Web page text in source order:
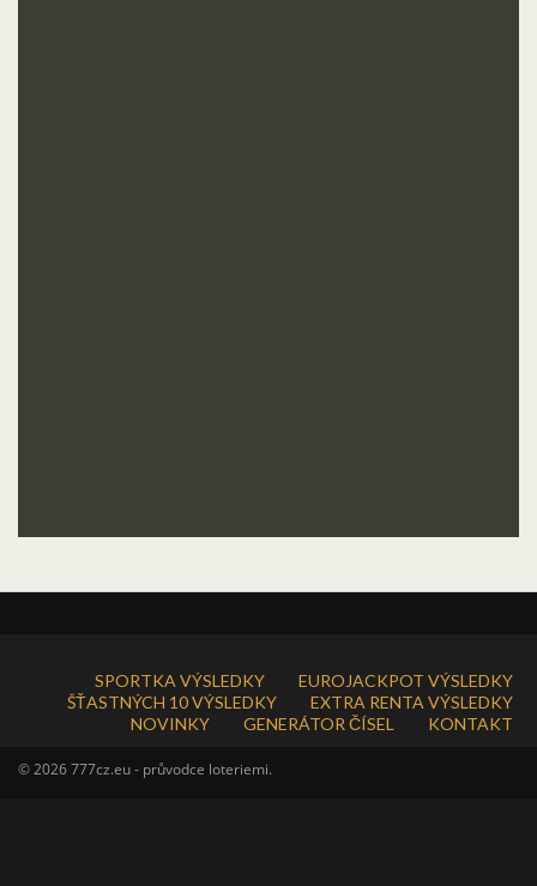
SPORTKA VÝSLEDKY
EUROJACKPOT VÝSLEDKY
ŠŤASTNÝCH 10 VÝSLEDKY
EXTRA RENTA VÝSLEDKY
NOVINKY
GENERÁTOR ČÍSEL KONTAKT
© 2026 777cz.eu - průvodce loteriemi.